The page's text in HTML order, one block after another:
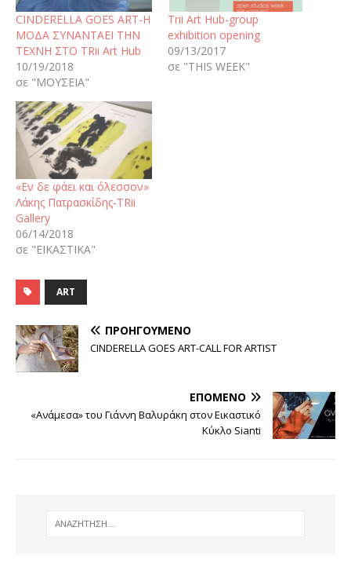
CINDERELLA GOES ART-Η
ΜΟΔΑ ΣΥΝΑΝΤΑΕΙ ΤΗΝ
ΤΕΧΝΗ ΣΤΟ TRii Art Hub
10/19/2018
σε "ΜΟΥΣΕΙΑ"
Trii Art Hub-group
exhibition opening
09/13/2017
σε "THIS WEEK"
«Εν δε φάει και όλεσσον»
Λάκης Πατρασκίδης-TRii
Gallery
06/14/2018
σε "ΕΙΚΑΣΤΙΚΑ"
ART
ΠΡΟΗΓΟΎΜΕΝΟ
CINDERELLA GOES ART-CALL FOR ARTIST
ΕΠΌΜΕΝΟ
«Ανάμεσα» του Γιάννη Βαλυράκη στον Εικαστικό
Κύκλο Sianti